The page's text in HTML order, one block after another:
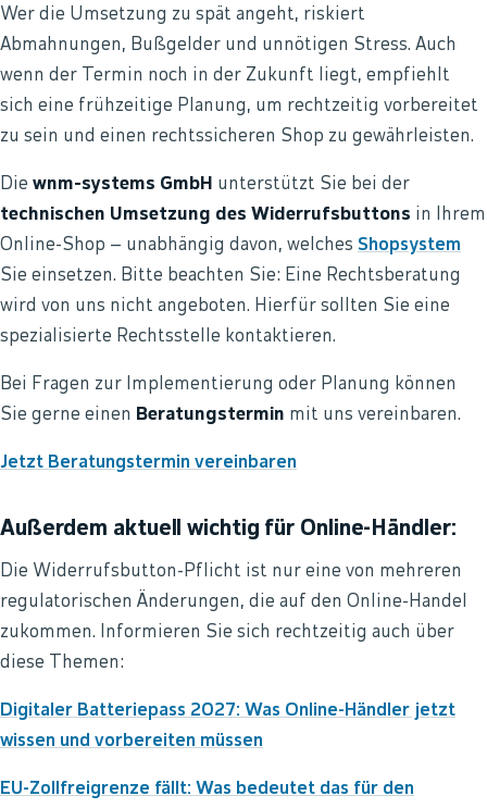
Wer die Umsetzung zu spät angeht, riskiert
Abmahnungen, Bußgelder und unnötigen Stress. Auch
wenn der Termin noch in der Zukunft liegt, empfiehlt
sich eine frühzeitige Planung, um rechtzeitig vorbereitet
zu sein und einen rechtssicheren Shop zu gewährleisten.
Die wnm-systems GmbH unterstützt Sie bei der
technischen Umsetzung des Widerrufsbuttons in Ihrem
Online-Shop – unabhängig davon, welches Shopsystem
Sie einsetzen. Bitte beachten Sie: Eine Rechtsberatung
wird von uns nicht angeboten. Hierfür sollten Sie eine
spezialisierte Rechtsstelle kontaktieren.
Bei Fragen zur Implementierung oder Planung können
Sie gerne einen Beratungstermin mit uns vereinbaren.
Jetzt Beratungstermin vereinbaren
Außerdem aktuell wichtig für Online-Händler:
Die Widerrufsbutton-Pflicht ist nur eine von mehreren
regulatorischen Änderungen, die auf den Online-Handel
zukommen. Informieren Sie sich rechtzeitig auch über
diese Themen:
Digitaler Batteriepass 2027: Was Online-Händler jetzt
wissen und vorbereiten müssen
EU-Zollfreigrenze fällt: Was bedeutet das für den